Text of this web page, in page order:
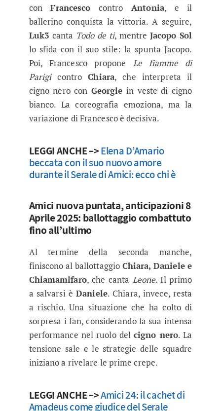
conFrancesco controAntonia, e il
ballerino conquista la vittoria. A seguire,
Luk3 canta Todo de ti, mentre Jacopo Sol
lo sfida con il suo stile: la spunta Jacopo.
Poi, Francesco propone Le fiamme di
ParigicontroChiara, che interpreta il
cigno nero con Georgie in veste di cigno
bianco. La coreografia emoziona, ma la
variazione di Francesco è decisiva.
LEGGI ANCHE –>Elena D’Amario
beccata con il suo nuovo amore
durante il Serale di Amici: ecco chi è
Amici nuova puntata, anticipazioni 8
Aprile 2025: ballottaggio combattuto
fino all’ultimo
Al termine della seconda manche,
finiscono al ballottaggio Chiara, Daniele e
Chiamamifaro, che canta Leone. Il primo
a salvarsi èDaniele. Chiara, invece, resta
a rischio. Una situazione che ha colto di
sorpresa i fan, considerando la sua intensa
performance nel ruolo delcigno nero. La
tensione sale e le strategie delle squadre
iniziano a rivelare le prime crepe.
LEGGI ANCHE –>Amici 24: il cachet di
Amadeus come giudice del Serale